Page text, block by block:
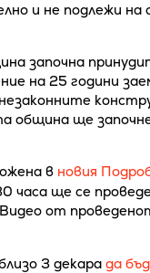
и не подлежи на
започна
на 25 години
община ще
в новия
часа ще се
от
3 декара да